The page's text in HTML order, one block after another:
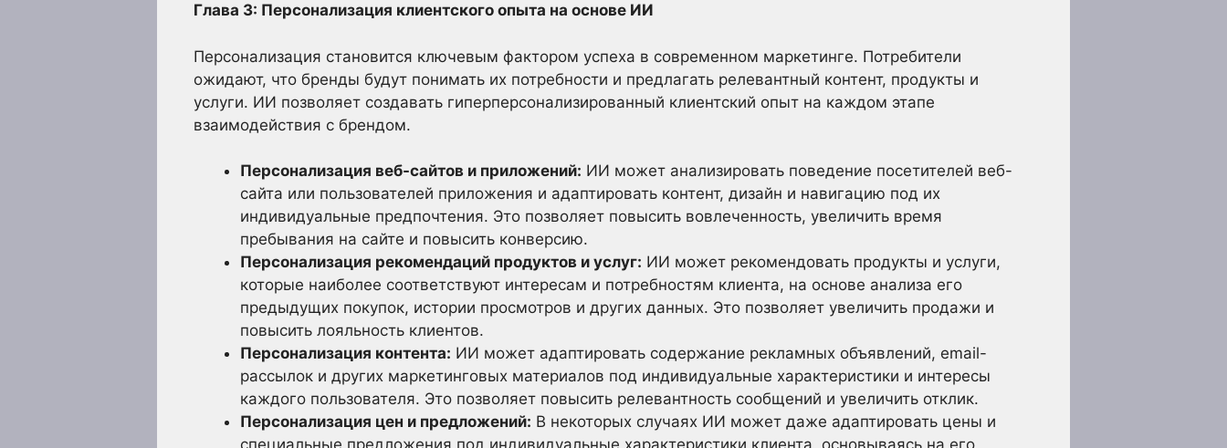
Глава 3: Персонализация клиентского опыта на основе ИИ
Персонализация становится ключевым фактором успеха в современном маркетинге. Потребители
ожидают, что бренды будут понимать их потребности и предлагать релевантный контент, продукты и
услуги. ИИ позволяет создавать гиперперсонализированный клиентский опыт на каждом этапе
взаимодействия с брендом.
Персонализация веб-сайтов и приложений: ИИ может анализировать поведение посетителей веб-
сайта или пользователей приложения и адаптировать контент, дизайн и навигацию под их
индивидуальные предпочтения. Это позволяет повысить вовлеченность, увеличить время
пребывания на сайте и повысить конверсию.
Персонализация рекомендаций продуктов и услуг: ИИ может рекомендовать продукты и услуги,
которые наиболее соответствуют интересам и потребностям клиента, на основе анализа его
предыдущих покупок, истории просмотров и других данных. Это позволяет увеличить продажи и
повысить лояльность клиентов.
Персонализация контента: ИИ может адаптировать содержание рекламных объявлений, email-
рассылок и других маркетинговых материалов под индивидуальные характеристики и интересы
каждого пользователя. Это позволяет повысить релевантность сообщений и увеличить отклик.
Персонализация цен и предложений: В некоторых случаях ИИ может даже адаптировать цены и
специальные предложения под индивидуальные характеристики клиента, основываясь на его